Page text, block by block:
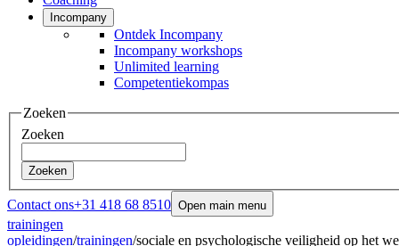
Incompany
Ontdek Incompany
Incompany workshops
Unlimited learning
Competentiekompas
Zoeken
Zoeken
Zoeken
Contact ons+31 418 68 8510 Open main menu
trainingen
opleidingen/trainingen/sociale en psychologische veiligheid op het